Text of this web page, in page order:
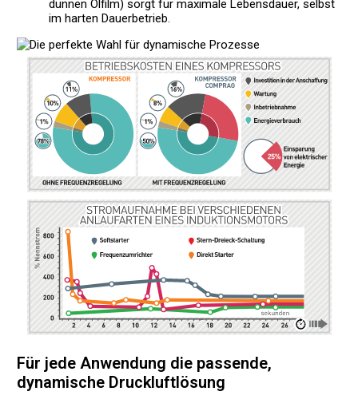
dünnen Ölfilm) sorgt für maximale Lebensdauer, selbst
im harten Dauerbetrieb.
Für jede Anwendung die passende,
dynamische Druckluftlösung